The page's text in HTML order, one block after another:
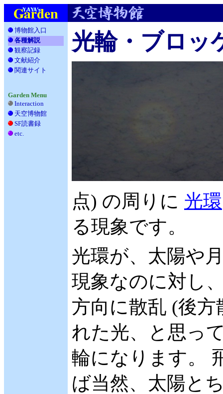
博物館入口
各種解説
観察記録
文献紹介
関連サイト
Garden Menu
Interaction
天空博物館
SF読書録
etc.
光輪・ブロッ
点) の周りに 光環
る現象です。
光環が、太陽や
現象なのに対し
方向に散乱 (後
れた光、と思っ
輪になります。
ば当然、太陽と